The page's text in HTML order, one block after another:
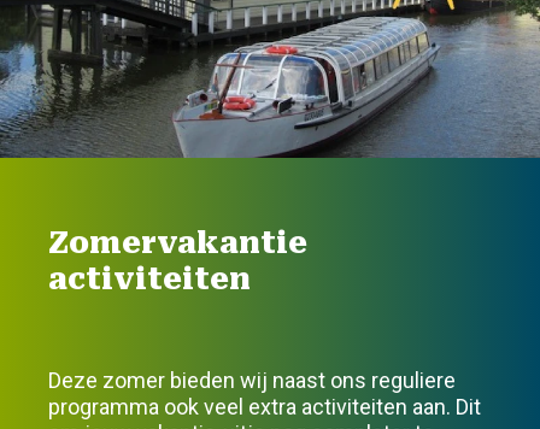
Zomervakantie
activiteiten
Deze zomer bieden wij naast ons reguliere
programma ook veel extra activiteiten aan. Dit